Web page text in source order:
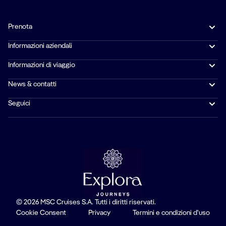
Prenota
Informazioni aziendali
Informazioni di viaggio
News & contatti
Seguici
© 2026 MSC Cruises S.A. Tutti i diritti riservati.
Cookie Consent
Privacy Termini e condizioni d'uso